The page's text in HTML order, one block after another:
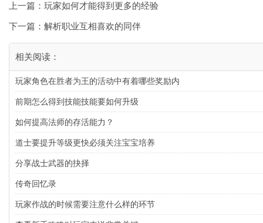
上一篇： 玩家如何才能得到更多的经验
下一篇： 解析职业互相喜欢的同伴
相关阅读：
玩家角色在胜者为王的活动中有着哪些奖励内
前期怎么得到技能技能要如何升级
如何提高法师的存活能力？
道士要提升等级更快必须关注宝宝培养
分享战士武器的抉择
传奇回忆录
玩家作战的时候需要注意什么样的环节